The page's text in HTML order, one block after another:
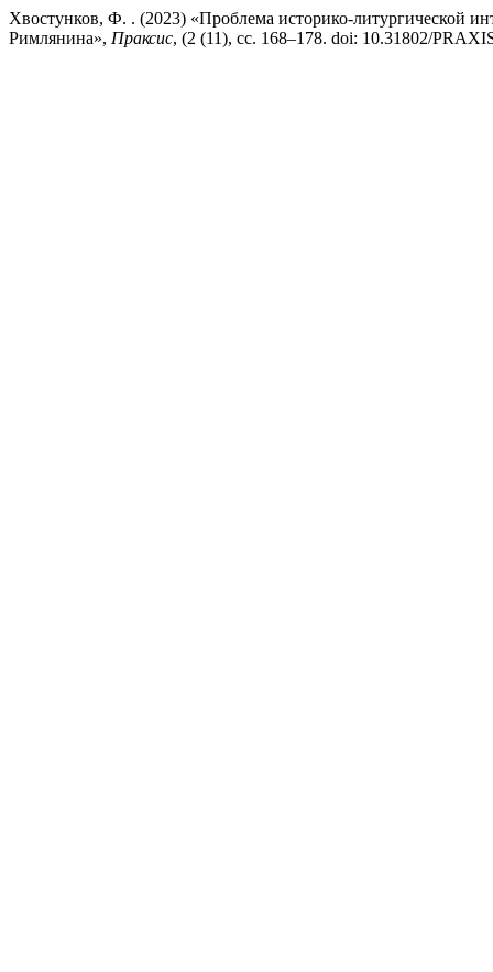
Хвостунков, Ф. . (2023) «Проблема историко-литургической
Римлянина», Праксис, (2 (11), сс. 168–178. doi: 10.31802/